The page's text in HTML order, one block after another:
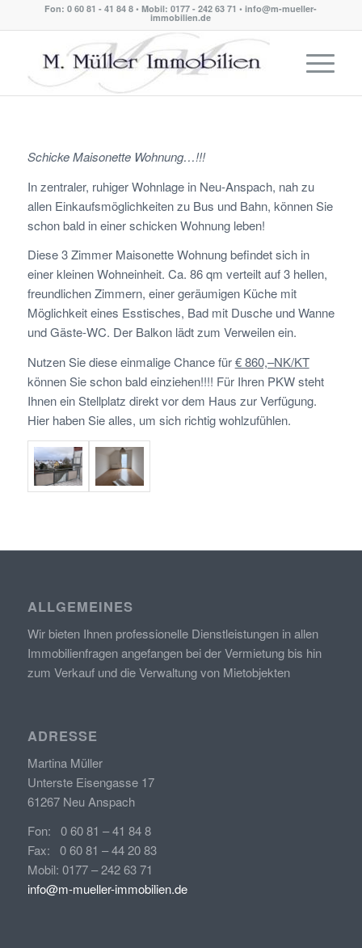
Fon: 0 60 81 - 41 84 8 • Mobil: 0177 - 242 63 71 • info@m-mueller-
immobilien.de
Schicke Maisonette Wohnung…!!!
In zentraler, ruhiger Wohnlage in Neu-Anspach, nah zu
allen Einkaufsmöglichkeiten zu Bus und Bahn, können Sie
schon bald in einer schicken Wohnung leben!
Diese 3 Zimmer Maisonette Wohnung befindet sich in
einer kleinen Wohneinheit. Ca. 86 qm verteilt auf 3 hellen,
freundlichen Zimmern, einer geräumigen Küche mit
Möglichkeit eines Esstisches, Bad mit Dusche und Wanne
und Gäste-WC. Der Balkon lädt zum Verweilen ein.
Nutzen Sie diese einmalige Chance für€ 860,–NK/KT
können Sie schon bald einziehen!!!! Für Ihren PKW steht
Ihnen ein Stellplatz direkt vor dem Haus zur Verfügung.
Hier haben Sie alles, um sich richtig wohlzufühlen.
ALLGEMEINES
Wir bieten Ihnen professionelle Dienstleistungen in allen
Immobilienfragen angefangen bei der Vermietung bis hin
zum Verkauf und die Verwaltung von Mietobjekten
ADRESSE
Martina Müller
Unterste Eisengasse 17
61267 Neu Anspach
Fon: 0 60 81 – 41 84 8
Fax: 0 60 81 – 44 20 83
Mobil: 0177 – 242 63 71
info@m-mueller-immobilien.de